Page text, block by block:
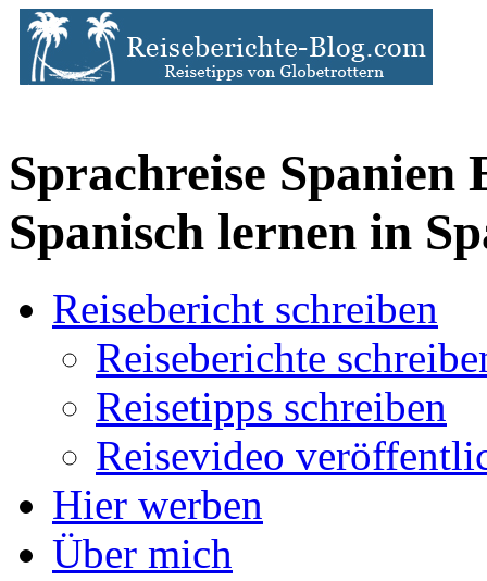
Sprachreise
Spanisch lernen in
Reisebericht schreiben
Reiseberichte
Reisetipps schreiben
Reisevideo
Hier werben
Über mich